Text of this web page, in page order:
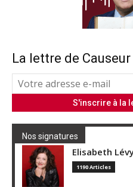
La lettre de Causeur
Nos signatures
Elisabeth
1190 Articles